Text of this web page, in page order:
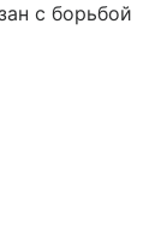
с борьбой